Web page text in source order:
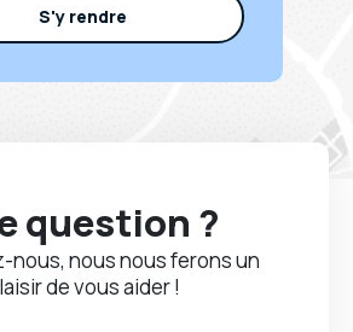
S'y rendre
question ?
nous, nous nous ferons un
de vous aider !